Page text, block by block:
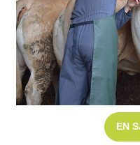
EN